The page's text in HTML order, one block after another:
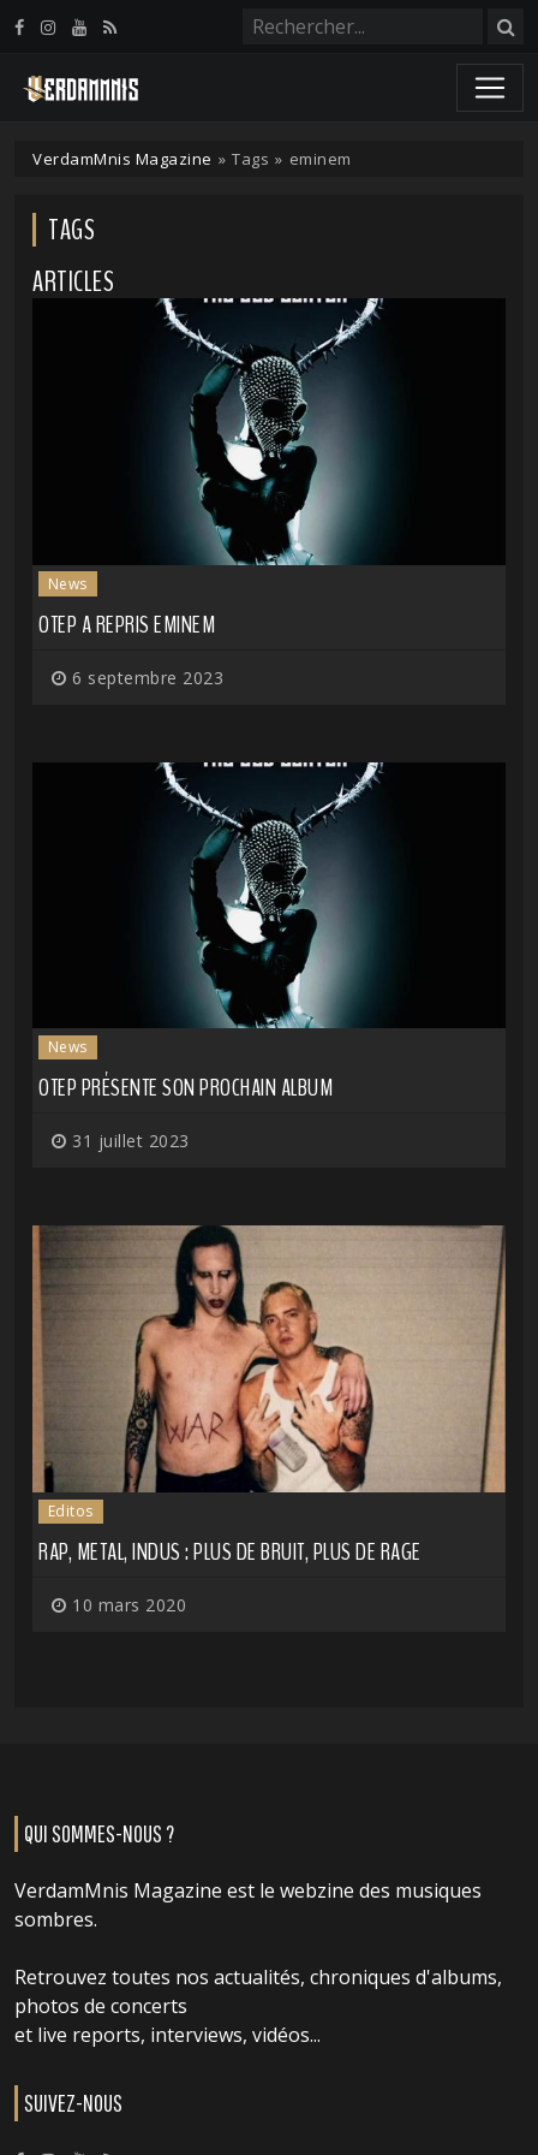
VerdamMnis Magazine » Tags » eminem
TAGS
ARTICLES
News
OTEP A REPRIS EMINEM
6 septembre 2023
News
OTEP PRÉSENTE SON PROCHAIN ALBUM
31 juillet 2023
Editos
RAP, METAL, INDUS : PLUS DE BRUIT, PLUS DE RAGE
10 mars 2020
QUI SOMMES-NOUS ?
VerdamMnis Magazine est le webzine des musiques
sombres.
Retrouvez toutes nos actualités, chroniques d'albums,
photos de concerts
et live reports, interviews, vidéos...
SUIVEZ-NOUS
Panneau de gestion des cookies